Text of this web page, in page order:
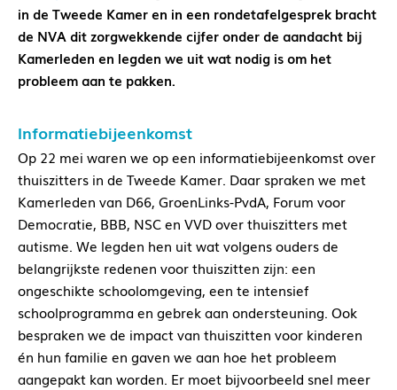
in de Tweede Kamer en in een rondetafelgesprek bracht
de NVA dit zorgwekkende cijfer onder de aandacht bij
Kamerleden en legden we uit wat nodig is om het
probleem aan te pakken.
Informatiebijeenkomst
Op 22 mei waren we op een informatiebijeenkomst over
thuiszitters in de Tweede Kamer. Daar spraken we met
Kamerleden van D66, GroenLinks-PvdA, Forum voor
Democratie, BBB, NSC en VVD over thuiszitters met
autisme. We legden hen uit wat volgens ouders de
belangrijkste redenen voor thuiszitten zijn: een
ongeschikte schoolomgeving, een te intensief
schoolprogramma en gebrek aan ondersteuning. Ook
bespraken we de impact van thuiszitten voor kinderen
én hun familie en gaven we aan hoe het probleem
aangepakt kan worden. Er moet bijvoorbeeld snel meer